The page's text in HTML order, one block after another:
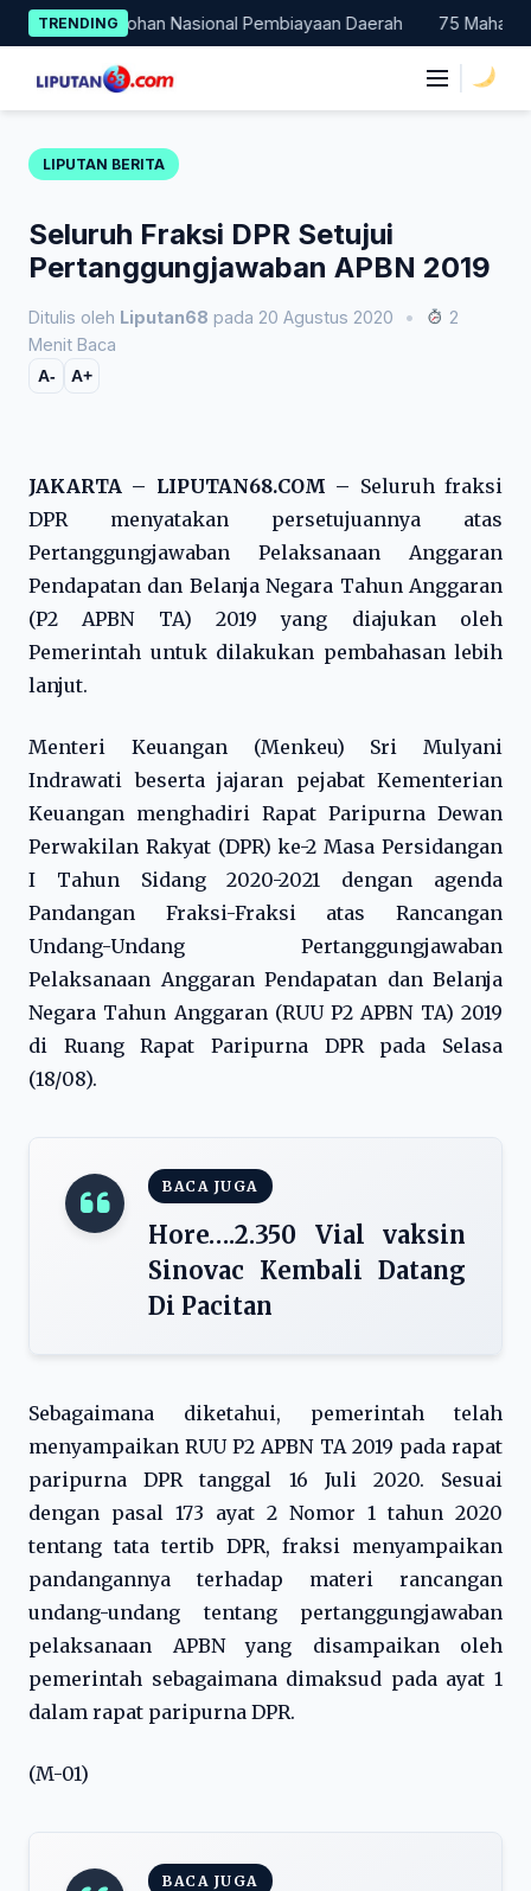
Skip
to
content
TRENDING
Percontohan Nasional Pembiayaan Daerah 75 Mahasiswa
LIPUTAN BERITA
Seluruh Fraksi DPR Setujui
Pertanggungjawaban APBN 2019
Ditulis oleh Liputan68 pada 20 Agustus 2020 •
2
Menit Baca
A- A+
JAKARTA – LIPUTAN68.COM – Seluruh fraksi
DPR menyatakan persetujuannya atas
Pertanggungjawaban Pelaksanaan Anggaran
Pendapatan dan Belanja Negara Tahun Anggaran
(P2 APBN TA) 2019 yang diajukan oleh
Pemerintah untuk dilakukan pembahasan lebih
lanjut.
Menteri Keuangan (Menkeu) Sri Mulyani
Indrawati beserta jajaran pejabat Kementerian
Keuangan menghadiri Rapat Paripurna Dewan
Perwakilan Rakyat (DPR) ke-2 Masa Persidangan
I Tahun Sidang 2020-2021 dengan agenda
Pandangan Fraksi-Fraksi atas Rancangan
Undang-Undang Pertanggungjawaban
Pelaksanaan Anggaran Pendapatan dan Belanja
Negara Tahun Anggaran (RUU P2 APBN TA) 2019
di Ruang Rapat Paripurna DPR pada Selasa
(18/08).
BACA JUGA
Hore….2.350 Vial vaksin
Sinovac Kembali Datang
Di Pacitan
Sebagaimana diketahui, pemerintah telah
menyampaikan RUU P2 APBN TA 2019 pada rapat
paripurna DPR tanggal 16 Juli 2020. Sesuai
dengan pasal 173 ayat 2 Nomor 1 tahun 2020
tentang tata tertib DPR, fraksi menyampaikan
pandangannya terhadap materi rancangan
undang-undang tentang pertanggungjawaban
pelaksanaan APBN yang disampaikan oleh
pemerintah sebagaimana dimaksud pada ayat 1
dalam rapat paripurna DPR.
(M-01)
BACA JUGA